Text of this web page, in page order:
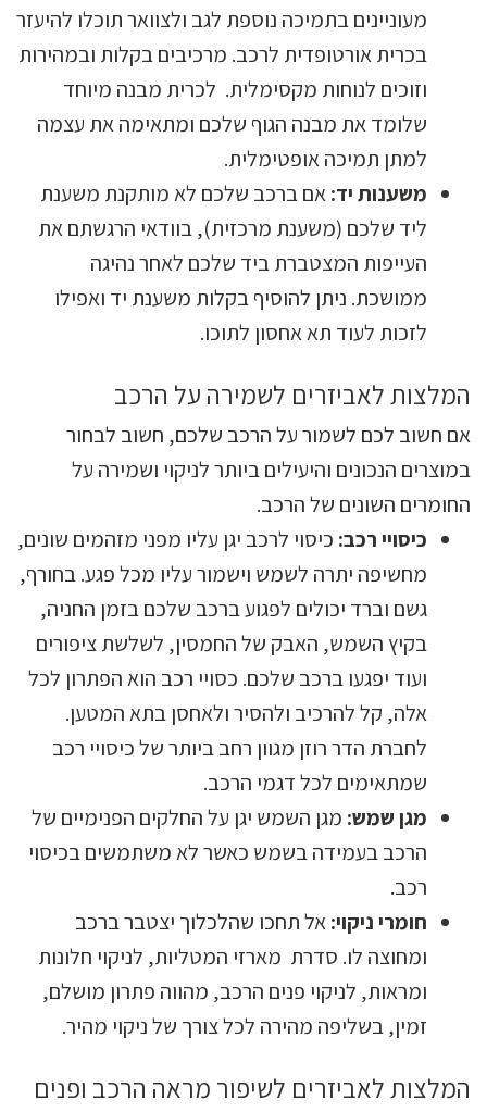
מעוניינים בתמיכה נוספת לגב ולצוואר תוכלו להיעזר
בכרית אורטופדית לרכב. מרכיבים בקלות ובמהירות
וזוכים לנוחות מקסימלית. לכרית מבנה מיוחד
שלומד את מבנה הגוף שלכם ומתאימה את עצמה
למתן תמיכה אופטימלית.
משענות יד:אם ברכב שלכם לא מותקנת משענת
ליד שלכם (משענת מרכזית), בוודאי הרגשתם את
העייפות המצטברת ביד שלכם לאחר נהיגה
ממושכת. ניתן להוסיף בקלות משענת יד ואפילו
לזכות לעוד תא אחסון לתוכו.
המלצות לאביזרים לשמירה על הרכב
אם חשוב לכם לשמור על הרכב שלכם, חשוב לבחור
במוצרים הנכונים והיעילים ביותר לניקוי ושמירה על
החומרים השונים של הרכב.
כיסויי רכב: כיסוי לרכב יגן עליו מפני מזהמים שונים,
מחשיפה יתרה לשמש וישמור עליו מכל פגע. בחורף,
גשם וברד יכולים לפגוע ברכב שלכם בזמן החניה,
בקיץ השמש, האבק של החמסין, לשלשת ציפורים
ועוד יפגעו ברכב שלכם. כסויי רכב הוא הפתרון לכל
אלה, קל להרכיב ולהסיר ולאחסן בתא המטען.
לחברת הדר רוזן מגוון רחב ביותר של כיסויי רכב
שמתאימים לכל דגמי הרכב.
מגן שמש: מגן השמש יגן על החלקים הפנימיים של
הרכב בעמידה בשמש כאשר לא משתמשים בכיסוי
רכב.
חומרי ניקוי:אל תחכו שהלכלוך יצטבר ברכב
ומחוצה לו. סדרת מארזי המטליות, לניקוי חלונות
ומראות, לניקוי פנים הרכב, מהווה פתרון מושלם,
זמין, בשליפה מהירה לכל צורך של ניקוי מהיר.
המלצות לאביזרים לשיפור מראה הרכב ופנים